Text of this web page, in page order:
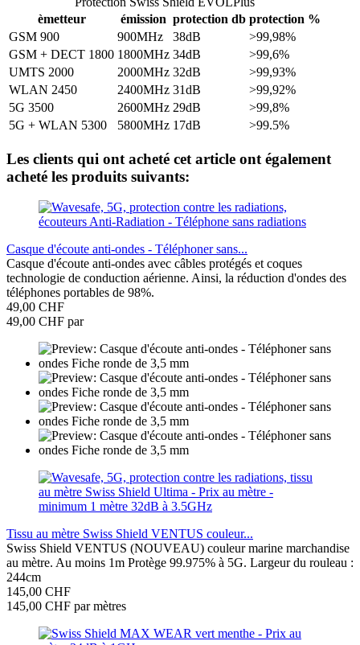
èmetteur
émission protection db protection %
GSM 900
900MHz 38dB
>99,98%
GSM + DECT 1800 1800MHz 34dB
>99,6%
UMTS 2000
2000MHz 32dB
>99,93%
WLAN 2450
2400MHz 31dB
>99,92%
5G 3500
2600MHz 29dB
>99,8%
5G + WLAN 5300
5800MHz 17dB >99.5%
Les clients qui ont acheté cet article ont également
acheté les produits suivants:
Casque d'écoute anti-ondes - Téléphoner sans...
Casque d'écoute anti-ondes avec câbles protégés et coques
technologie de conduction aérienne. Ainsi, la réduction d'ondes des
téléphones portables de 98%.
49,00 CHF
49,00 CHF par
Tissu au mètre Swiss Shield VENTUS couleur...
Swiss Shield VENTUS (NOUVEAU) couleur marine marchandise
au mètre. Au moins 1m Protège 99.975% à 5G. Largeur du rouleau :
244cm
145,00 CHF
145,00 CHF par mètres